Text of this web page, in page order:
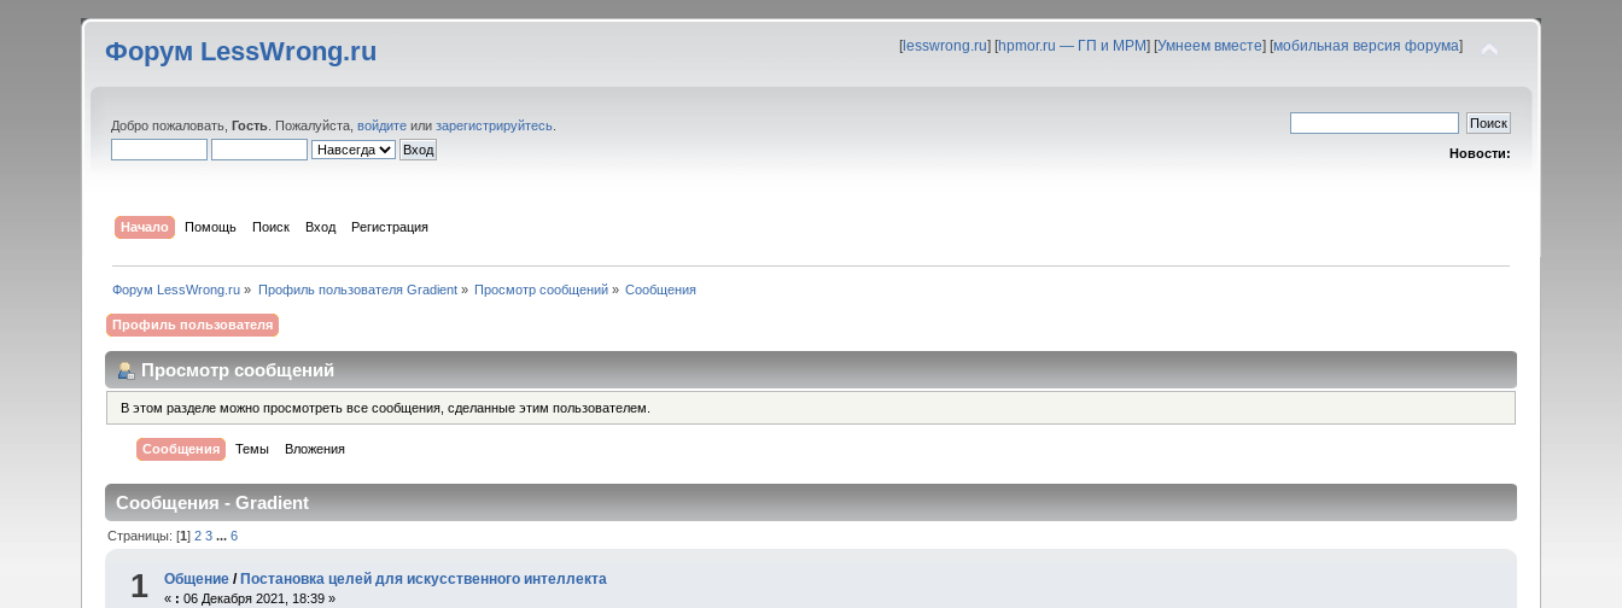
Форум LessWrong.ru [lesswrong.ru] [hpmor.ru — ГП и МРМ] [Умнеем вместе] [мобильная версия форума]
Добро пожаловать,Гость . Пожалуйста,войдите илизарегистрируйтесь
Новости:
Начало Помощь Поиск Вход Регистрация
Форум LessWrong.ru » Профиль пользователя Gradient» Просмотр сообщений » Сообщения
Профиль пользователя
Просмотр сообщений
В этом разделе можно просмотреть все сообщения, сделанные этим пользователем.
Сообщения Темы Вложения
Сообщения - Gradient
Страницы: [1]2 3 ...6
1 Общение / Постановка целей для искусственного интеллекта
« : 06 Декабря 2021, 18:39 »